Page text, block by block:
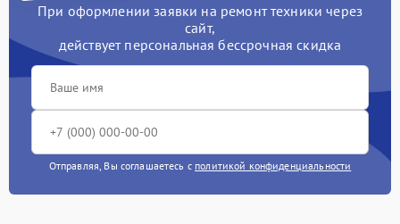
При оформлении заявки на ремонт техники через
сайт,
действует персональная бессрочная скидка
Отправляя, Вы соглашаетесь с политикой конфиденциальности